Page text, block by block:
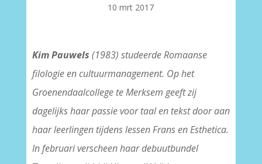
10 mrt 2017
Kim Pauwels (1983) studeerde Romaanse
filologie en cultuurmanagement. Op het
Groenendaalcollege te Merksem geeft zij
dagelijks haar passie voor taal en tekst door aan
haar leerlingen tijdens lessen Frans en Esthetica.
In februari verscheen haar debuutbundel